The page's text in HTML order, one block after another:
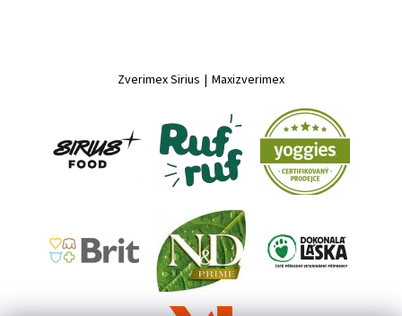
Zverimex Sirius | Maxizverimex